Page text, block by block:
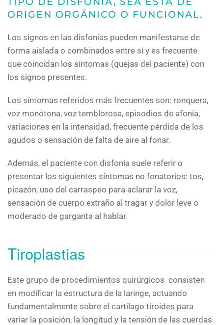
ORIGEN ORGÁNICO O FUNCIONAL.
Los signos en las disfonías pueden manifestarse de
forma aislada o combinados entre sí y es frecuente
que coincidan los síntomas (quejas del paciente) con
los signos presentes.
Los síntomas referidos más frecuentes son: ronquera,
voz monótona, voz temblorosa, episodios de afonía,
variaciones en la intensidad, frecuente pérdida de los
agudos o sensación de falta de aire al fonar.
Además, el paciente con disfonía suele referir o
presentar los siguientes síntomas no fonatorios: tos,
picazón, uso del carraspeo para aclarar la voz,
sensación de cuerpo extraño al tragar y dolor leve o
moderado de garganta al hablar.
Tiroplastias
Este grupo de procedimientos quirúrgicos consisten
en modificar la estructura de la laringe, actuando
fundamentalmente sobre el cartílago tiroides para
variar la posición, la longitud y la tensión de las cuerdas